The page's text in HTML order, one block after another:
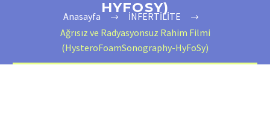
HYFOSY)
Anasayfa
İNFERTİLİTE
Ağrısız ve Radyasyonsuz Rahim Filmi
(HysteroFoamSonography-HyFoSy)